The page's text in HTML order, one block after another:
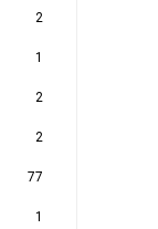
2
1
2
2
77
1